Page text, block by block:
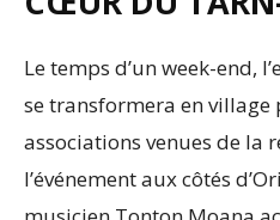
Le temps d’un week-end,
se transformera en village
associations venues de la
l’événement aux côtés